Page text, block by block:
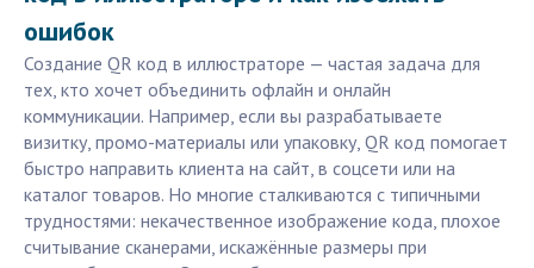
ошибок
Создание QR код в иллюстраторе — частая задача для
тех, кто хочет объединить офлайн и онлайн
коммуникации. Например, если вы разрабатываете
визитку, промо-материалы или упаковку, QR код помогает
быстро направить клиента на сайт, в соцсети или на
каталог товаров. Но многие сталкиваются с типичными
трудностями: некачественное изображение кода, плохое
считывание сканерами, искажённые размеры при